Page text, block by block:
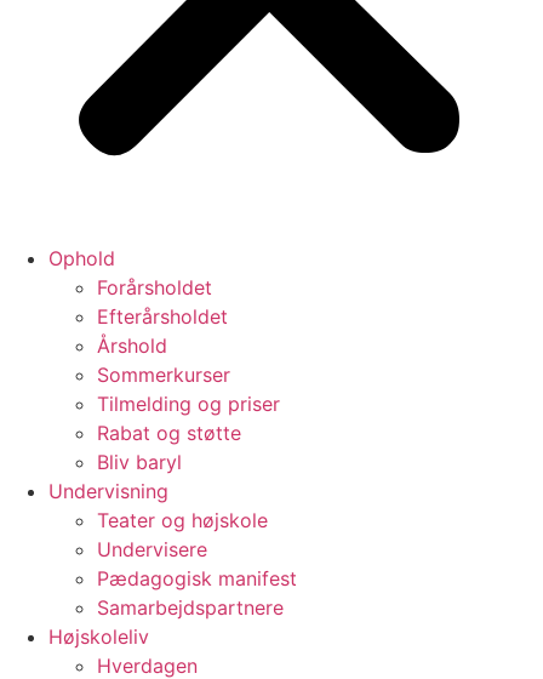
Ophold
Forårsholdet
Efterårsholdet
Årshold
Sommerkurser
Tilmelding og priser
Rabat og støtte
Bliv baryl
Undervisning
Teater og højskole
Undervisere
Pædagogisk manifest
Samarbejdspartnere
Højskoleliv
Hverdagen